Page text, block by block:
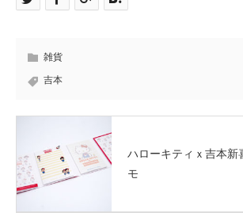
雑貨
吉本
ハローキティｘ吉本新
モ